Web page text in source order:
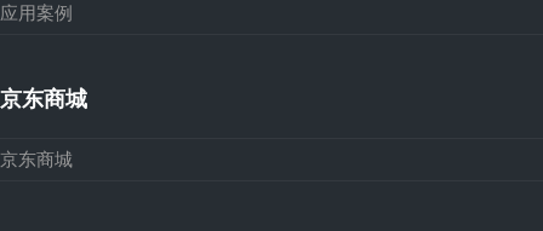
应用案例
京东商城
京东商城